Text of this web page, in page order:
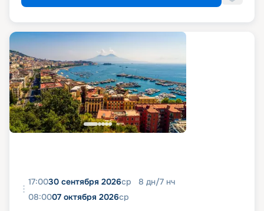
17:0030 сентября 2026ср 8 дн/7 нч
08:0007 октября 2026ср